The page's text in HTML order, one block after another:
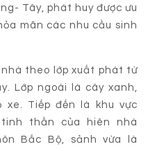
Tây, phát huy được ưu
mãn các nhu cầu sinh
theo lớp xuất phát từ
Lớp ngoài là cây xanh,
xe. Tiếp đến là khu vực
thần của hiên nhà
Bắc Bộ, sảnh vừa là